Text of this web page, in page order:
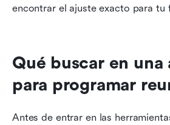
encontrar el ajuste exacto para tu
Qué buscar en una
para programar
Antes de entrar en las